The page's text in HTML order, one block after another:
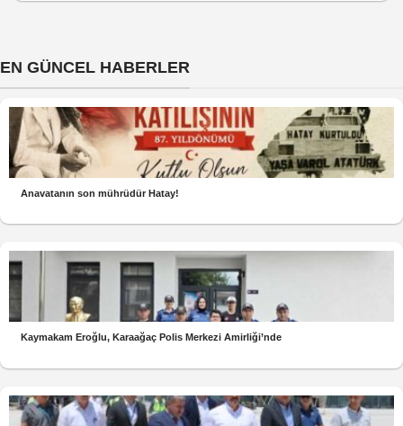
EN GÜNCEL HABERLER
Anavatanın son mührüdür Hatay!
Kaymakam Eroğlu, Karaağaç Polis Merkezi Amirliği’nde